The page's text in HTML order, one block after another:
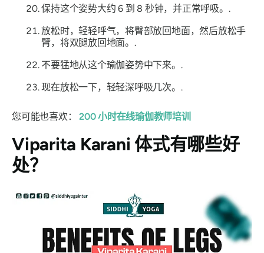
保持这个姿势大约 6 到 8 秒钟，并正常呼吸。.
放松时，轻轻呼气，将臀部放回地面，然后放松手
臂，将双腿放回地面。.
不要猛地从这个瑜伽姿势中下来。.
现在放松一下，轻轻深呼吸几次。.
您可能也喜欢：200 小时在线瑜伽教师培训
Viparita Karani 体式有哪些好
处？